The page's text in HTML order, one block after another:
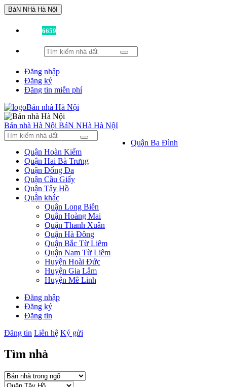
BáN NHà Hà NộI
6659
Đăng nhập
Đăng ký
Đăng tin miễn phí
Bán nhà Hà Nội BáN NHà Hà NộI
Quận Ba Đình
Quận Hoàn Kiếm
Quận Hai Bà Trưng
Quận Đống Đa
Quận Cầu Giấy
Quận Tây Hồ
Quận khác
Quận Long Biên
Quận Hoàng Mai
Quận Thanh Xuân
Quận Hà Đông
Quận Bắc Từ Liêm
Quận Nam Từ Liêm
Huyện Hoài Đức
Huyện Gia Lâm
Huyện Mê Linh
Đăng nhập
Đăng ký
Đăng tin
Đăng tin Liên hệ Ký gửi
Tìm nhà